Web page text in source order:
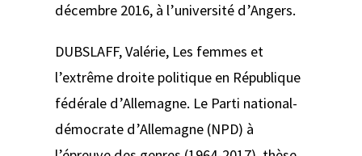
décembre 2016, à l’université d’Angers.
DUBSLAFF, Valérie, Les femmes et
l’extrême droite politique en République
fédérale d’Allemagne. Le Parti national-
démocrate d’Allemagne (NPD) à